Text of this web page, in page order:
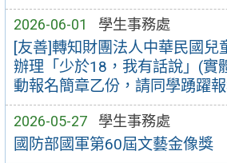
2026-06-01 學生事務處
[友善]轉知財團法人中華民國兒
辦理「少於18，我有話說」(實
動報名簡章乙份，請同學踴躍
2026-05-27 學生事務處
國防部國軍第60屆文藝金像獎